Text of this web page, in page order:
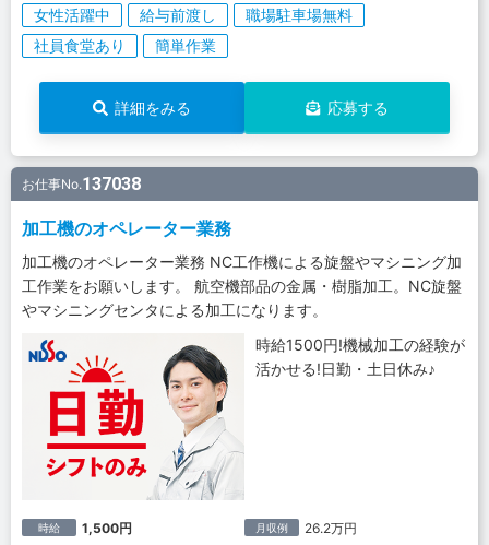
女性活躍中
給与前渡し
職場駐車場無料
社員食堂あり
簡単作業
詳細をみる 応募する
お仕事No.137038
加工機のオペレーター業務
加工機のオペレーター業務 NC工作機による旋盤やマシニング加
工作業をお願いします。 航空機部品の金属・樹脂加工。NC旋盤
やマシニングセンタによる加工になります。
時給1500円!機械加工の経験が
活かせる!日勤・土日休み♪
時給 1,500円 月収例 26.2万円